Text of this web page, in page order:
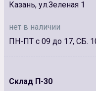
Казань, ул.Зеленая 1
нет в наличии
ПН-ПТ с 09 до 17, СБ.
Склад П-30